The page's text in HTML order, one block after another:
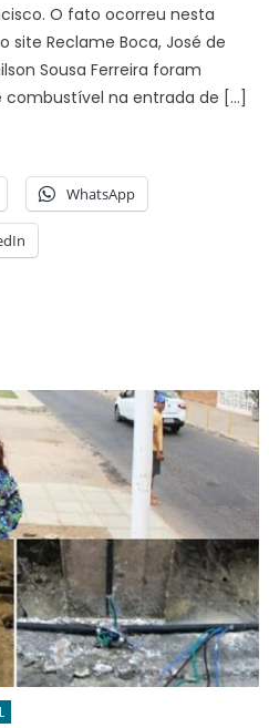
O fato ocorreu nesta
Reclame Boca, José de
Sousa Ferreira foram
na entrada de […]
WhatsApp